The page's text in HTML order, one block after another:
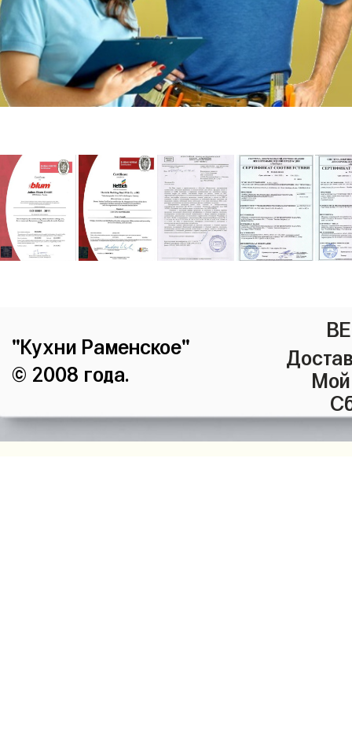
"Кухни Раменское"
© 2008 года.